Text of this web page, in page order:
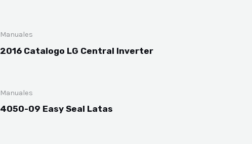
Manuales
2016 Catalogo LG Central Inverter
Manuales
4050-09 Easy Seal Latas